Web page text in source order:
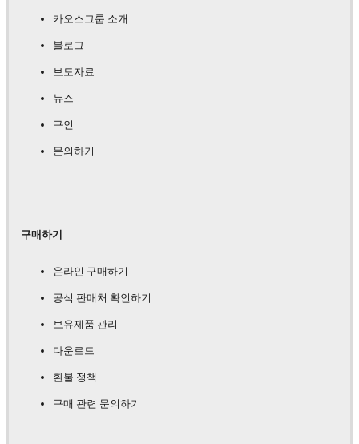
카오스그룹 소개
블로그
보도자료
뉴스
구인
문의하기
구매하기
온라인 구매하기
공식 판매처 확인하기
보유제품 관리
다운로드
환불 정책
구매 관련 문의하기